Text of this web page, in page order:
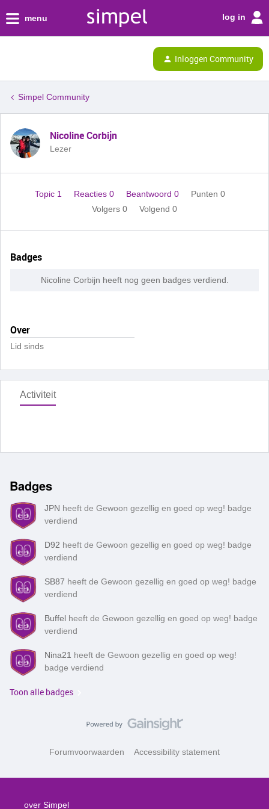
menu log in
Inloggen Community
Simpel Community
Nicoline Corbijn
Lezer
Topic 1 Reacties 0 Beantwoord 0
Punten 0
Volgers 0 Volgend 0
Badges
Nicoline Corbijn heeft nog geen badges verdiend.
Over
Lid sinds
Activiteit
Badges
JPN heeft de Gewoon gezellig en goed op weg! badge
verdiend
D92 heeft de Gewoon gezellig en goed op weg! badge
verdiend
SB87 heeft de Gewoon gezellig en goed op weg! badge
verdiend
Buffel heeft de Gewoon gezellig en goed op weg! badge
verdiend
Nina21 heeft de Gewoon gezellig en goed op weg!
badge verdiend
Toon alle badges
Forumvoorwaarden Accessibility statement
over Simpel